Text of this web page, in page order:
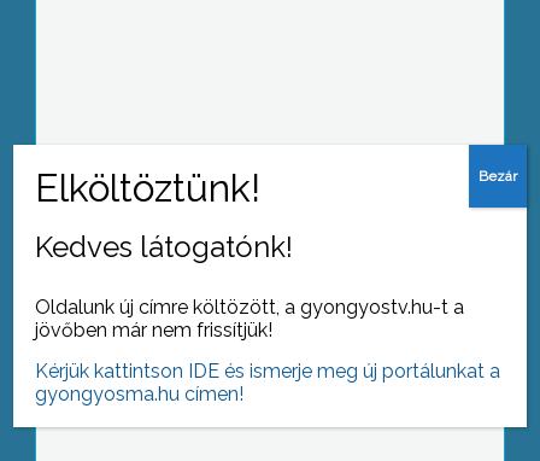
városbálnak a Mátra Művelődési
Központ
Kedves látogatónk!
Oldalunk új címre költözött, a gyongyostv.hu-t a
jövőben már nem frissítjük!
Kérjük kattintson IDE és ismerje meg új portálunkat a
gyongyosma.hu címen!